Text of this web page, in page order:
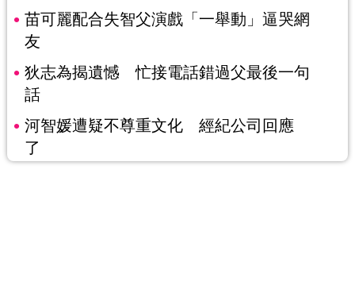
苗可麗配合失智父演戲「一舉動」逼哭網
友
狄志為揭遺憾 忙接電話錯過父最後一句
話
河智媛遭疑不尊重文化 經紀公司回應
了